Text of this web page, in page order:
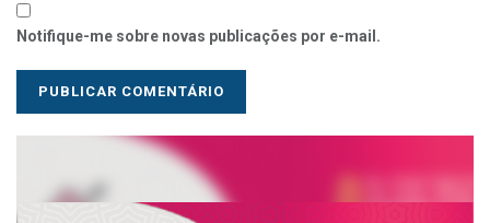
Notifique-me sobre novas publicações por e-mail.